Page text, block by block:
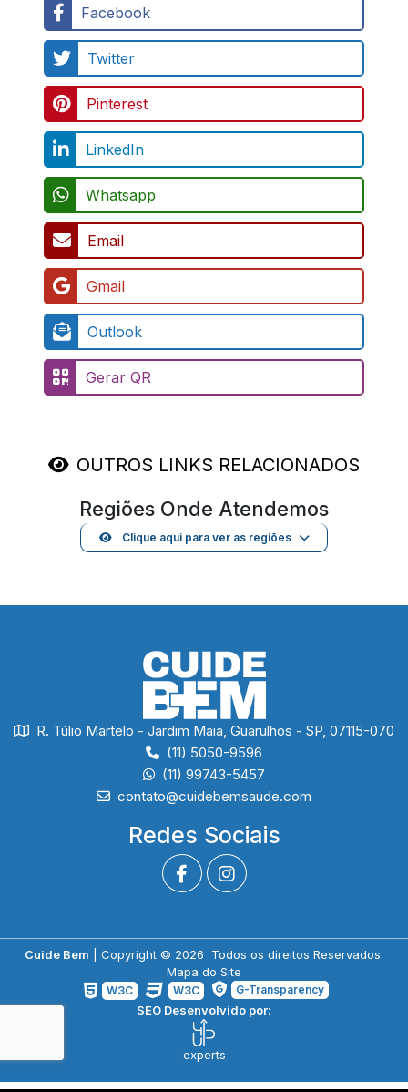
Facebook
Twitter
Pinterest
LinkedIn
Whatsapp
Email
Gmail
Outlook
Gerar QR
OUTROS LINKS RELACIONADOS
Regiões Onde Atendemos
Clique aqui para ver as regiões
R. Túlio Martelo - Jardim Maia, Guarulhos - SP, 07115-070
(11) 5050-9596
(11) 99743-5457
contato@cuidebemsaude.com
Redes Sociais
Cuide Bem | Copyright © 2026 Todos os direitos Reservados.
Mapa do Site
W3C W3C G-Transparency
SEO Desenvolvido por:
experts